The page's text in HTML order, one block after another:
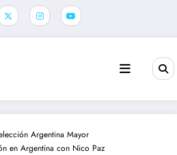
Argentina Mayor
en Argentina con Nico Paz